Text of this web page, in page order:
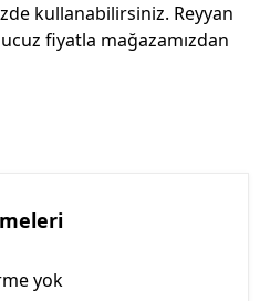
kullanabilirsiniz. Reyyan
fiyatla mağazamızdan
yok